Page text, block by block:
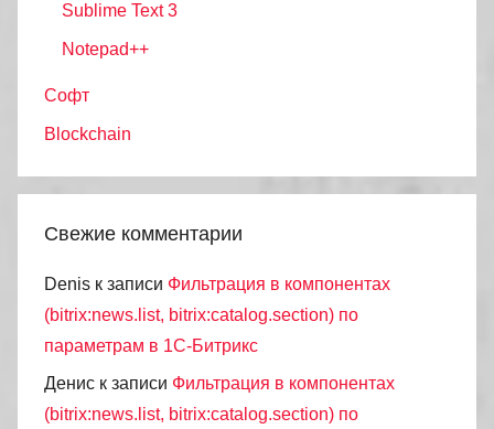
Sublime Text 3
Notepad++
Софт
Blockchain
Свежие комментарии
Denis к записи Фильтрация в компонентах
(bitrix:news.list, bitrix:catalog.section) по
параметрам в 1С-Битрикс
Денис к записи Фильтрация в компонентах
(bitrix:news.list, bitrix:catalog.section) по